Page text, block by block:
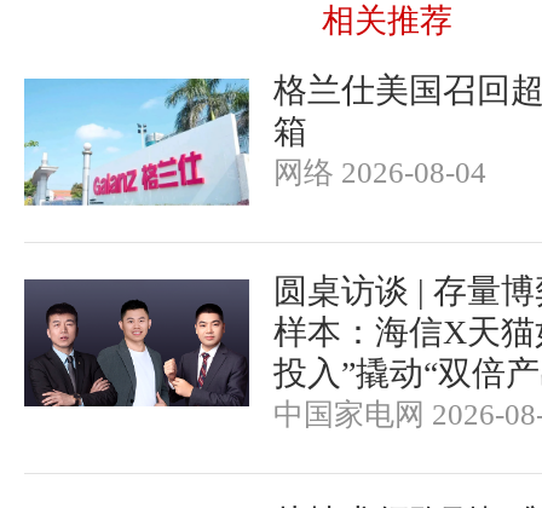
相关推荐
格兰仕美国召回
箱
网络 2026-08-04
圆桌访谈 | 存量
样本：海信X天
投入”撬动“双倍
中国家电网 2026-